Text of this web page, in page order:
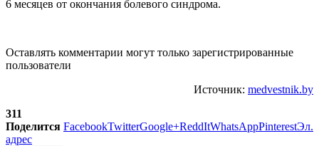
6 месяцев от окончания болевого синдрома.
Оставлять комментарии могут только зарегистрированные
пользователи
Источник: medvestnik.by
311
Поделится FacebookTwitterGoogle+ReddItWhatsAppPinterestЭл.
адрес